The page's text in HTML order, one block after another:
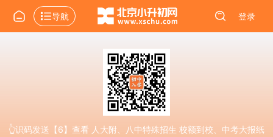
导航 登录
👆识码发送【6】查看 人大附、八中特殊招生 校额到校、中考大报纸